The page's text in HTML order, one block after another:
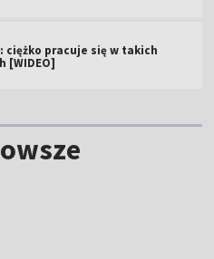
ciężko pracuje się w takich
[WIDEO]